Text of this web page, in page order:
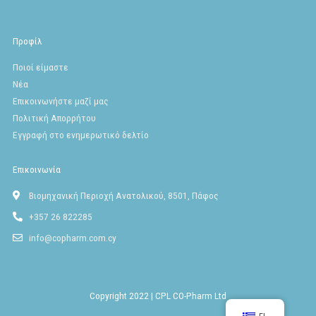
Προφίλ
Ποιοί είμαστε
Νέα
Επικοινωνήστε μαζί μας
Πολιτική Απορρήτου
Εγγραφή στο ενημερωτικό δελτίο
Επικοινωνία
Βιομηχανική Περιοχή Ανατολικού, 8501, Πάφος
+357 26 822285
info@copharm.com.cy
Copyright 2022 | CPL CO-Pharm Ltd